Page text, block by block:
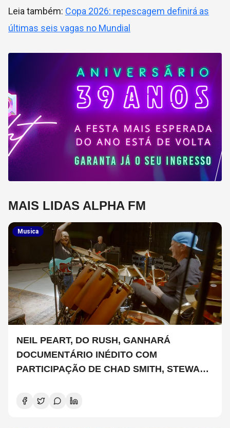
Leia também: Copa 2026: repescagem definirá as
últimas seis vagas no Mundial
MAIS LIDAS ALPHA FM
Musica
NEIL PEART, DO RUSH, GANHARÁ
DOCUMENTÁRIO INÉDITO COM
PARTICIPAÇÃO DE CHAD SMITH, STEWART